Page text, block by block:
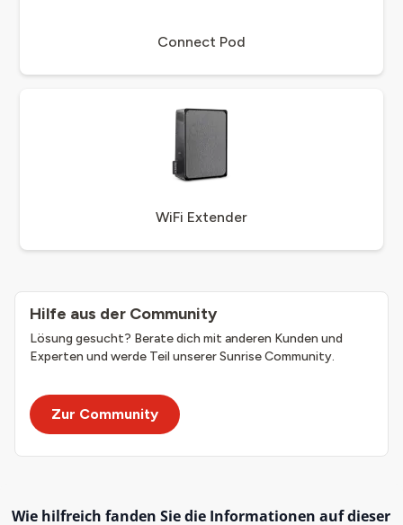
Connect Pod
WiFi Extender
Hilfe aus der Community
Lösung gesucht? Berate dich mit anderen Kunden und
Experten und werde Teil unserer Sunrise Community.
Zur Community